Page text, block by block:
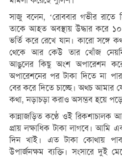
সাজু বলেন, ‘রোববার গভীর
তাকে আহত অবস্থায় উদ্ধার করে ১০
ভর্তি করে রেখে যান। কারো সঙ্গে
থেকে আর কেউ তার খোঁজ
আঙুলের কিছু অংশ অপারেশন
অপারেশনের পর টাকা দিতে না
বের করে দিতে চাচ্ছে। অথচ আমার
কথা, নড়াচড়া করাও অসম্ভব হয়ে
কান্নাজড়িত কণ্ঠে ওই রিকশাচালক
প্রায় লক্ষাধিক টাকা লাগবে। আমি
দিন খাই। এত টাকা কোথায়
উপার্জনক্ষম ব্যক্তি। সংসারে দুই